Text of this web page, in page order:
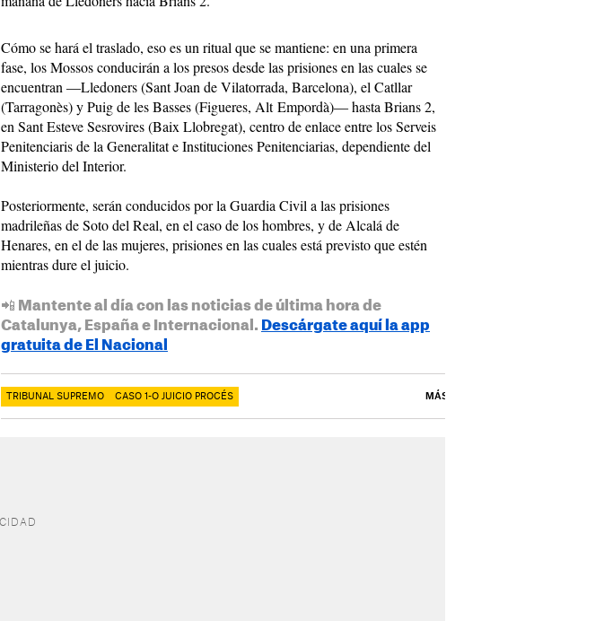
Cómo se hará el traslado, eso es un ritual que se mantiene: en una primera
fase, los Mossos conducirán a los presos desde las prisiones en las cuales se
encuentran ―Lledoners (Sant Joan de Vilatorrada, Barcelona), el Catllar
(Tarragonès) y Puig de les Basses (Figueres, Alt Empordà)― hasta Brians 2,
en Sant Esteve Sesrovires (Baix Llobregat), centro de enlace entre los Serveis
Penitenciaris de la Generalitat e Instituciones Penitenciarias, dependiente del
Ministerio del Interior.
Posteriormente, serán conducidos por la Guardia Civil a las prisiones
madrileñas de Soto del Real, en el caso de los hombres, y de Alcalá de
Henares, en el de las mujeres, prisiones en las cuales está previsto que estén
mientras dure el juicio.
📲 Mantente al día con las noticias de última hora de
Catalunya, España e Internacional. Descárgate aquí la app
gratuita de El Nacional
TRIBUNAL SUPREMO CASO 1-O JUICIO PROCÉS MÁS